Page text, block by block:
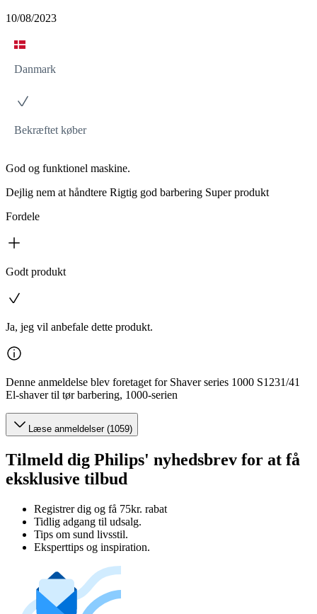
10/08/2023
Danmark
Bekræftet køber
God og funktionel maskine.
Dejlig nem at håndtere Rigtig god barbering Super produkt
Fordele
Godt produkt
Ja, jeg vil anbefale dette produkt.
Denne anmeldelse blev foretaget for Shaver series 1000 S1231/41
El-shaver til tør barbering, 1000-serien
Læse anmeldelser (1059)
Tilmeld dig Philips' nyhedsbrev for at få
eksklusive tilbud
Registrer dig og få 75kr. rabat
Tidlig adgang til udsalg.
Tips om sund livsstil.
Eksperttips og inspiration.